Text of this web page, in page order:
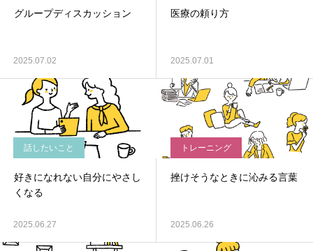
グループディスカッション
2025.07.02
医療の頼り方
2025.07.01
話したいこと
好きになれない自分にやさし
くなる
2025.06.27
トレーニング
挫けそうなときに沁みる言葉
2025.06.26